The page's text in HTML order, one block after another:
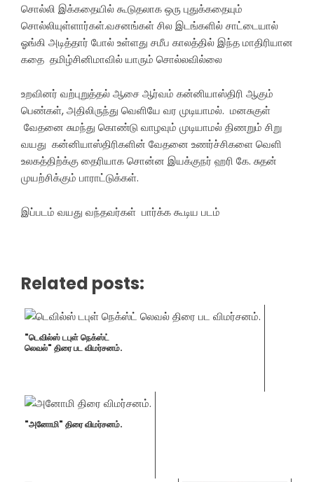
சொல்லி இக்கதையில் கூடுதலாக ஒரு புதுக்கதையும்
சொல்லியுள்ளார்கள்.வசனங்கள் சில இடங்களில் சாட்டையால்
ஓங்கி அடித்தார் போல் உள்ளது சமீப காலத்தில் இந்த மாதிரியான
கதை தமிழ்சினிமாவில் யாரும் சொல்லவில்லை
உறவினர் வற்புறுத்தல் ஆசை ஆர்வம் கன்னியாஸ்திரி ஆகும்
பெண்கள், அதிலிருந்து வெளியே வர முடியாமல். மனசுகுள்
வேதனை சுமந்து கொண்டு வாழவும் முடியாமல் திணறும் சிறு
வயது கன்னியாஸ்திரிகளின் வேதனை உணர்ச்சிகளை வெளி
உலகத்திற்க்கு தைரியாக சொன்ன இயக்குநர் ஹரி கே. சுதன்
முயற்சிக்கும் பாராட்டுக்கள்.
இப்படம் வயது வந்தவர்கள் பார்க்க கூடிய படம்
Related posts:
"டெவில்ஸ் டபுள் நெக்ஸ்ட்
லெவல்" திரை பட விமர்சனம்.
"அனோமி" திரை விமர்சனம்.